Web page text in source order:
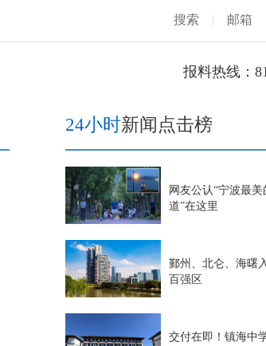
搜索 | 邮箱
报料热线：
24小时新闻点击榜
网友公认“宁波最
道”在这里
鄞州、北仑、海曙
百强区
交付在即！镇海中